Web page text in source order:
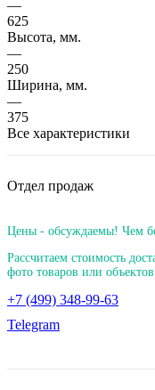
—
625
Высота, мм.
—
250
Ширина, мм.
—
375
Все характеристики
Отдел продаж
Цены - обсуждаемы! Чем
Рассчитаем стоимость
фото товаров или
+7 (499) 348-99-63
Telegram